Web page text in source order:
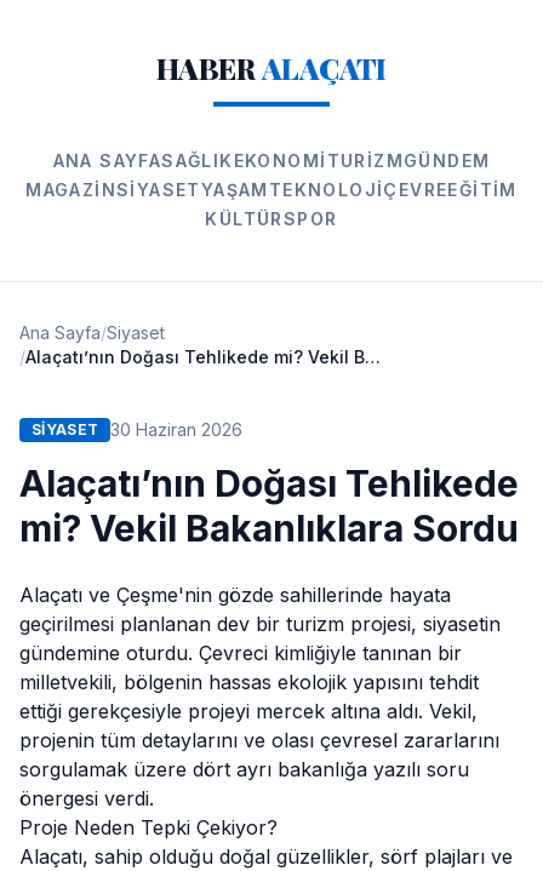
HABERALAÇATI
ANA SAYFASAĞLIK EKONOMI TURIZMGÜNDEM
MAGAZINSIYASETYAŞAM TEKNOLOJIÇEVREEĞITIM
KÜLTÜRSPOR
Ana Sayfa/Siyaset
/
Alaçatı’nın Doğası Tehlikede mi? Vekil Bakanlıklara Sordu
SIYASET 30 Haziran 2026
Alaçatı’nın Doğası Tehlikede
mi? Vekil Bakanlıklara Sordu
Alaçatı ve Çeşme'nin gözde sahillerinde hayata
geçirilmesi planlanan dev bir turizm projesi, siyasetin
gündemine oturdu. Çevreci kimliğiyle tanınan bir
milletvekili, bölgenin hassas ekolojik yapısını tehdit
ettiği gerekçesiyle projeyi mercek altına aldı. Vekil,
projenin tüm detaylarını ve olası çevresel zararlarını
sorgulamak üzere dört ayrı bakanlığa yazılı soru
önergesi verdi.
Proje Neden Tepki Çekiyor?
Alaçatı, sahip olduğu doğal güzellikler, sörf plajları ve